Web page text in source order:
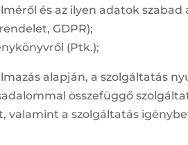
és az ilyen adatok
GDPR);
(Ptk.);
alapján, a szolgáltatás
összefüggő
valamint a szolgáltatás